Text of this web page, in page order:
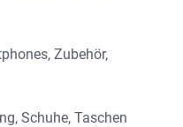
Zubehör,
Schuhe, Taschen